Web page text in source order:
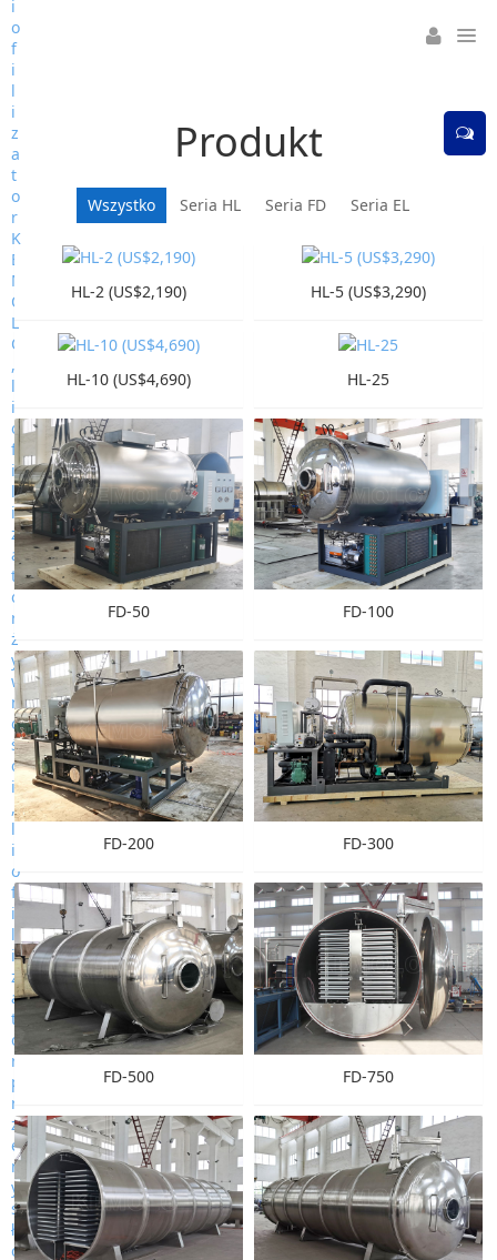
Produkt
Wszystko Seria HL Seria FD Seria EL
HL-2 (US$2,190) HL-5 (US$3,290)
HL-10 (US$4,690) HL-25
FD-50 FD-100
FD-200 FD-300
FD-500 FD-750